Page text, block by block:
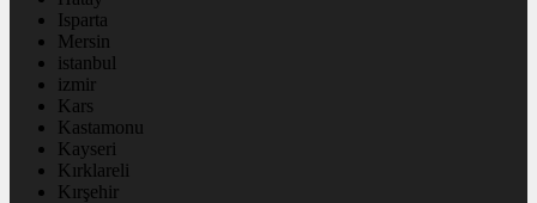
Isparta
Mersin
istanbul
izmir
Kars
Kastamonu
Kayseri
Kırklareli
Kırşehir